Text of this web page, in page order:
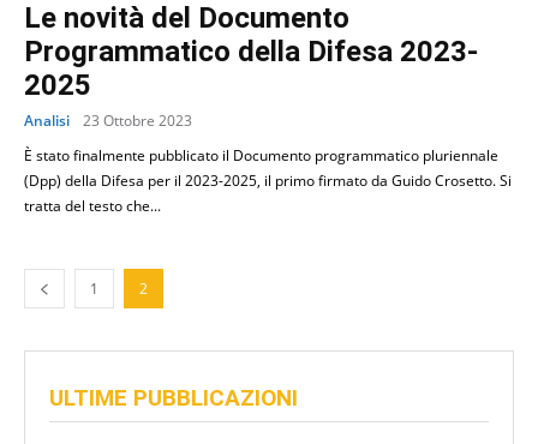
Le novità del Documento
Programmatico della Difesa 2023-
2025
Analisi
23 Ottobre 2023
È stato finalmente pubblicato il Documento programmatico pluriennale
(Dpp) della Difesa per il 2023-2025, il primo firmato da Guido Crosetto. Si
tratta del testo che...
1 2
ULTIME PUBBLICAZIONI